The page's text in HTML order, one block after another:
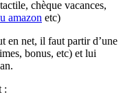
chèque vacances,
amazon etc)
en net, il faut partir d’une
bonus, etc) et lui
: